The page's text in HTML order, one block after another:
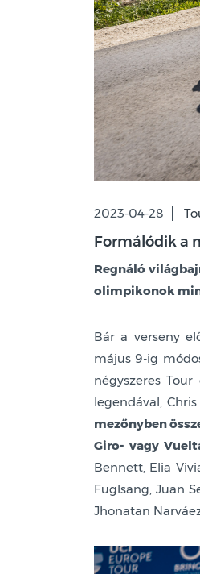
2023-04-28
Formálódik a
Regnáló
olimpikonok
Bár a verseny
május 9-ig
négyszeres
legendával,
mezőnyben
Giro- vagy
Bennett, Elia
Fuglsang, Juan
Jhonatan